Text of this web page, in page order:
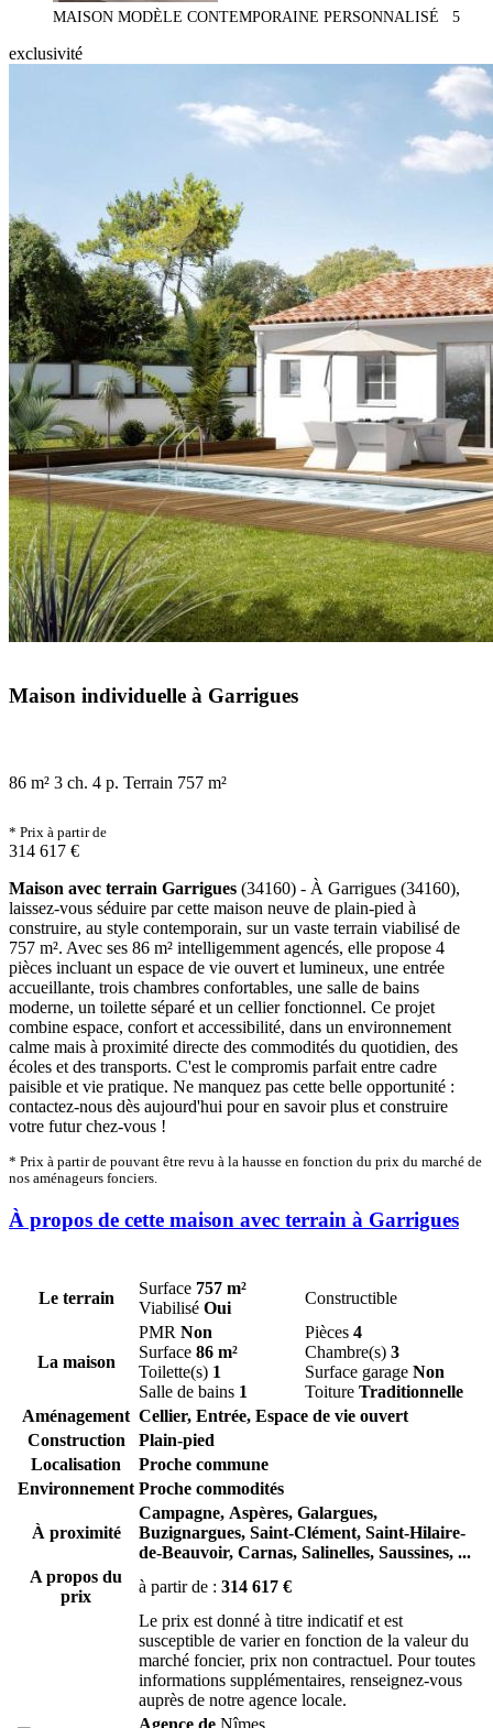
MAISON MODÈLE CONTEMPORAINE PERSONNALISÉ 5
exclusivité
Maison individuelle à Garrigues
86 m² 3 ch. 4 p. Terrain 757 m²
* Prix à partir de
314 617 €
Maison avec terrain Garrigues (34160) - À Garrigues (34160),
laissez-vous séduire par cette maison neuve de plain-pied à
construire, au style contemporain, sur un vaste terrain viabilisé de
757 m². Avec ses 86 m² intelligemment agencés, elle propose 4
pièces incluant un espace de vie ouvert et lumineux, une entrée
accueillante, trois chambres confortables, une salle de bains
moderne, un toilette séparé et un cellier fonctionnel. Ce projet
combine espace, confort et accessibilité, dans un environnement
calme mais à proximité directe des commodités du quotidien, des
écoles et des transports. C'est le compromis parfait entre cadre
paisible et vie pratique. Ne manquez pas cette belle opportunité :
contactez-nous dès aujourd'hui pour en savoir plus et construire
votre futur chez-vous !
* Prix à partir de pouvant être revu à la hausse en fonction du prix du marché de
nos aménageurs fonciers.
À propos de cette maison avec terrain à Garrigues
Le terrain
Surface 757 m²
Viabilisé Oui
Constructible
La maison
PMR Non
Surface 86 m²
Toilette(s) 1
Salle de bains 1
Pièces 4
Chambre(s) 3
Surface garage Non
Toiture Traditionnelle
Aménagement Cellier, Entrée, Espace de vie ouvert
Construction
Plain-pied
Localisation
Proche commune
Environnement Proche commodités
À proximité
Campagne, Aspères, Galargues,
Buzignargues, Saint-Clément, Saint-Hilaire-
de-Beauvoir, Carnas, Salinelles, Saussines, ...
A propos du
prix
à partir de : 314 617 €
Le prix est donné à titre indicatif et est
susceptible de varier en fonction de la valeur du
marché foncier, prix non contractuel. Pour toutes
informations supplémentaires, renseignez-vous
auprès de notre agence locale.
Agence de Nîmes